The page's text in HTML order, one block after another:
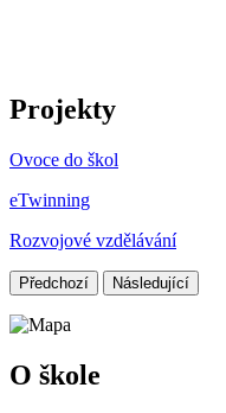
Projekty
Ovoce do škol
eTwinning
Rozvojové vzdělávání
Předchozí Následující
O škole